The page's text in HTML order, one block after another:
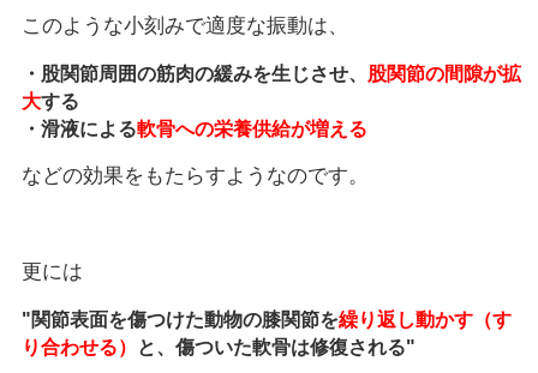
このような小刻みで適度な振動は、
・股関節周囲の筋肉の緩みを生じさせ、 股関節の間隙が拡
大する
・滑液による軟骨への栄養供給が増える
などの効果をもたらすようなのです。
更には
"関節表面を傷つけた動物の膝関節を繰り返し動かす（す
り合わせる）
と、傷ついた軟骨は修復される"